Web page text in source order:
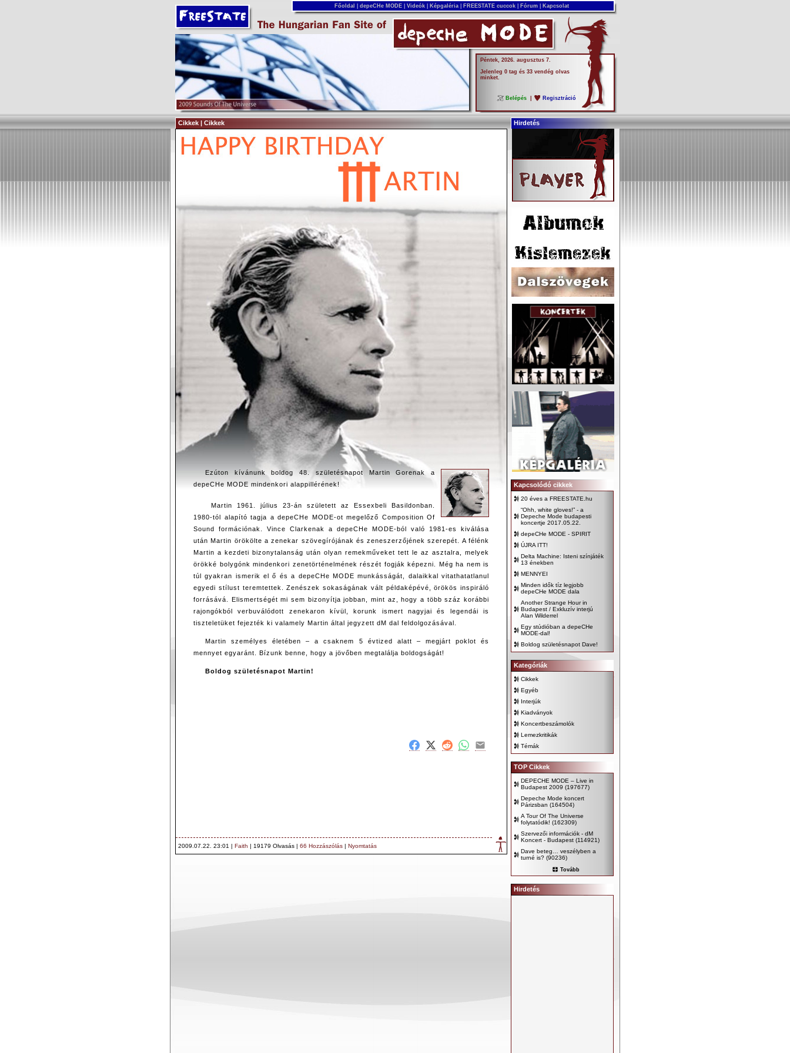
Főoldal depeCHe MODE Videók Képgaléria FREESTATE cuccok Fórum Kapcsolat
Péntek, 2026. augusztus 7.
Jelenleg 0 tag és 33 vendég olvas
minket.
Belépés Regisztráció
Cikkek | Cikkek Hirdetés
Ezúton kívánunk boldog 48. születésnapot Martin Gorenak a
depeCHe MODE mindenkori alappillérének!
Martin 1961. július 23-án született az Essexbeli Basildonban.
1980-tól alapító tagja a depeCHe MODE-ot megelőző Composition Of
Sound formációnak. Vince Clarkenak a depeCHe MODE-ból való 1981-es kiválása
után Martin örökölte a zenekar szövegírójának és zeneszerzőjének szerepét. A félénk
Martin a kezdeti bizonytalanság után olyan remekműveket tett le az asztalra, melyek
örökké bolygónk mindenkori zenetörténelmének részét fogják képezni. Még ha nem is
túl gyakran ismerik el ő és a depeCHe MODE munkásságát, dalaikkal vitathatatlanul
egyedi stílust teremtettek. Zenészek sokaságának vált példaképévé, örökös inspiráló
forrásává. Elismertségét mi sem bizonyítja jobban, mint az, hogy a több száz korábbi
rajongókból verbuválódott zenekaron kívül, korunk ismert nagyjai és legendái is
tiszteletüket fejezték ki valamely Martin által jegyzett dM dal feldolgozásával.
Martin személyes életében – a csaknem 5 évtized alatt – megjárt poklot és
mennyet egyaránt. Bízunk benne, hogy a jövőben megtalálja boldogságát!
Boldog születésnapot Martin!
2009.07.22. 23:01 | Faith | 19179 Olvasás | 66 Hozzászólás | Nyomtatás
Kapcsolódó cikkek
20 éves a FREESTATE.hu
“Ohh, white gloves!” - a
Depeche Mode budapesti
koncertje 2017.05.22.
depeCHe MODE - SPIRIT
ÚJRA ITT!
Delta Machine: Isteni színjáték
13 énekben
MENNYEI
Minden idők tíz legjobb
depeCHe MODE dala
Another Strange Hour in
Budapest / Exkluzív interjú
Alan Wilderrel
Egy stúdióban a depeCHe
MODE-dal!
Boldog születésnapot Dave!
Kategóriák
Cikkek
Egyéb
Interjúk
Kiadványok
Koncertbeszámolók
Lemezkritikák
Témák
TOP Cikkek
DEPECHE MODE – Live in
Budapest 2009 (197677)
Depeche Mode koncert
Párizsban (164504)
A Tour Of The Universe
folytatódik! (162309)
Szervezői információk - dM
Koncert - Budapest (114921)
Dave beteg… veszélyben a
turné is? (90236)
Tovább
Hirdetés